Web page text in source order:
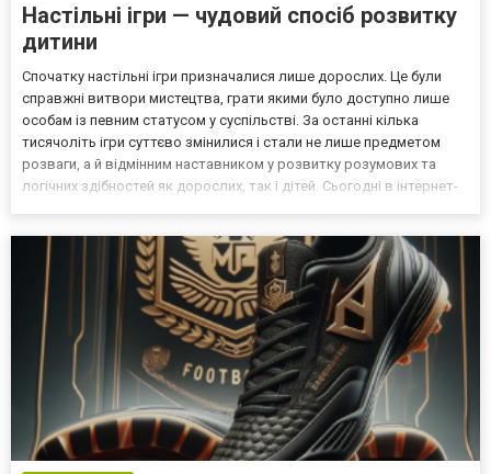
Настільні ігри — чудовий спосіб розвитку
дитини
Спочатку настільні ігри призначалися лише дорослих. Це були
справжні витвори мистецтва, грати якими було доступно лише
особам із певним статусом у суспільстві. За останні кілька
тисячоліть ігри суттєво змінилися і стали не лише предметом
розваги, а й відмінним наставником у розвитку розумових та
логічних здібностей як дорослих, так і дітей. Сьогодні в інтернет-